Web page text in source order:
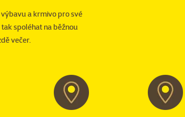
a krmivo pro své
spoléhat na běžnou
večer.